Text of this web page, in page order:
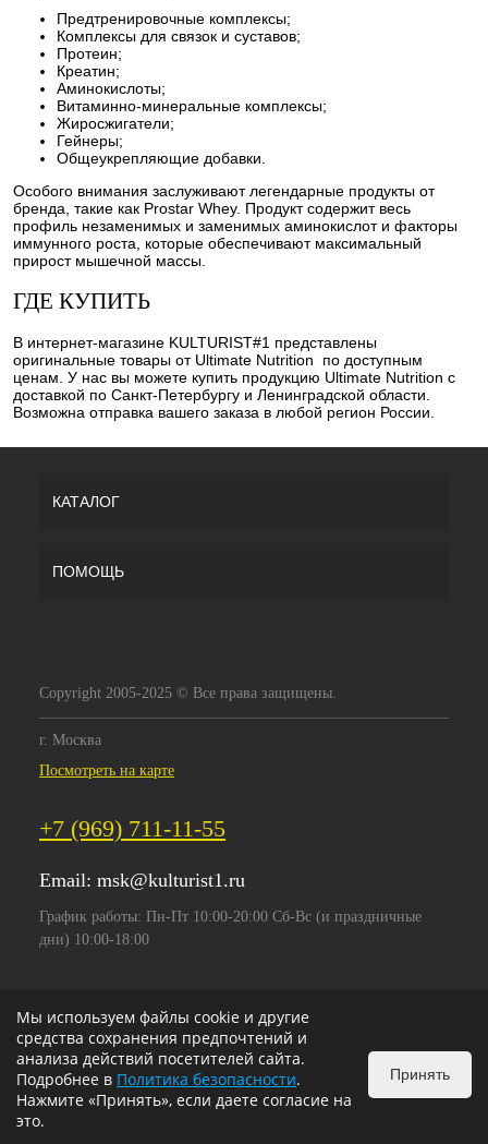
Предтренировочные комплексы;
Комплексы для связок и суставов;
Протеин;
Креатин;
Аминокислоты;
Витаминно-минеральные комплексы;
Жиросжигатели;
Гейнеры;
Общеукрепляющие добавки.
Особого внимания заслуживают легендарные продукты от
бренда, такие как Prostar Whey. Продукт содержит весь
профиль незаменимых и заменимых аминокислот и факторы
иммунного роста, которые обеспечивают максимальный
прирост мышечной массы.
ГДЕ КУПИТЬ
В интернет-магазине KULTURIST#1 представлены
оригинальные товары от Ultimate Nutrition по доступным
ценам. У нас вы можете купить продукцию Ultimate Nutrition с
доставкой по Санкт-Петербургу и Ленинградской области.
Возможна отправка вашего заказа в любой регион России.
КАТАЛОГ
ПОМОЩЬ
Copyright 2005-2025 © Все права защищены.
г. Москва
Посмотреть на карте
+7 (969) 711-11-55
Email: msk@kulturist1.ru
График работы: Пн-Пт 10:00-20:00 Сб-Вс (и праздничные
дни) 10:00-18:00
Мы используем файлы cookie и другие
средства сохранения предпочтений и
анализа действий посетителей сайта.
Подробнее в Политика безопасности.
Нажмите «Принять», если даете согласие на
это.
Принять